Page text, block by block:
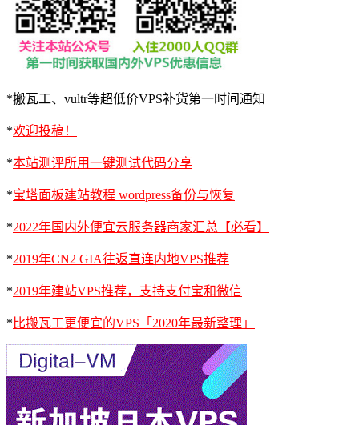
*搬瓦工、vultr等超低价VPS补货第一时间通知
*欢迎投稿！
*本站测评所用一键测试代码分享
*宝塔面板建站教程 wordpress备份与恢复
*2022年国内外便宜云服务器商家汇总【必看】
*2019年CN2 GIA往返直连内地VPS推荐
*2019年建站VPS推荐，支持支付宝和微信
* 比搬瓦工更便宜的VPS「2020年最新整理」